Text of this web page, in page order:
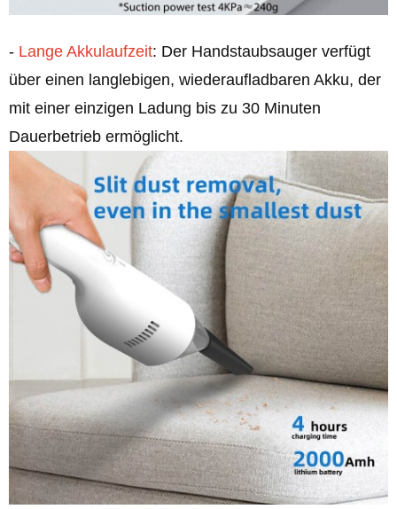
- Lange Akkulaufzeit: Der Handstaubsauger verfügt
über einen langlebigen, wiederaufladbaren Akku, der
mit einer einzigen Ladung bis zu 30 Minuten
Dauerbetrieb ermöglicht.